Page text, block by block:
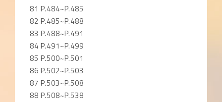
81 P.484~P.485
82 P.485~P.488
83 P.488~P.491
84 P.491~P.499
85 P.500~P.501
86 P.502~P.503
87 P.503~P.508
88 P.508~P.538